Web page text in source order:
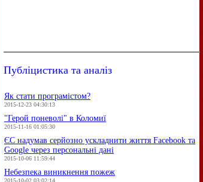
Публіцистика та аналіз
Як стати програмістом?
2015-12-23 04:30:13
"Герой поневолі" в Коломиї
2015-11-16 01:05:30
ЄC надумав серйозно ускладнити життя Facebook та
Google через персональні дані
2015-10-06 11:59:44
Небезпека виникнення пожеж
2015-10-02 03:02:14